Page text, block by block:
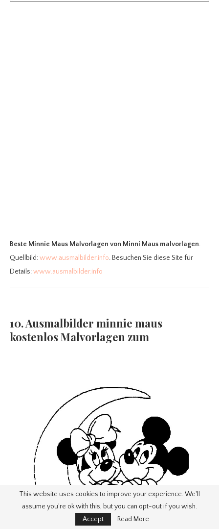
Beste Minnie Maus Malvorlagen von Minni Maus malvorlagen.
Quellbild:www.ausmalbilder.info. Besuchen Sie diese Site für
Details:www.ausmalbilder.info
10. Ausmalbilder minnie maus
kostenlos Malvorlagen zum
This website uses cookies to improve your experience. We'll
assume you're ok with this, but you can opt-out if you wish.
Accept
Read More